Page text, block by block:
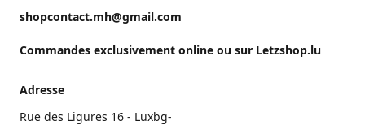
shopcontact.mh@gmail.com
Commandes exclusivement online ou sur Letzshop.lu
Adresse
Rue des Ligures 16 - Luxbg-